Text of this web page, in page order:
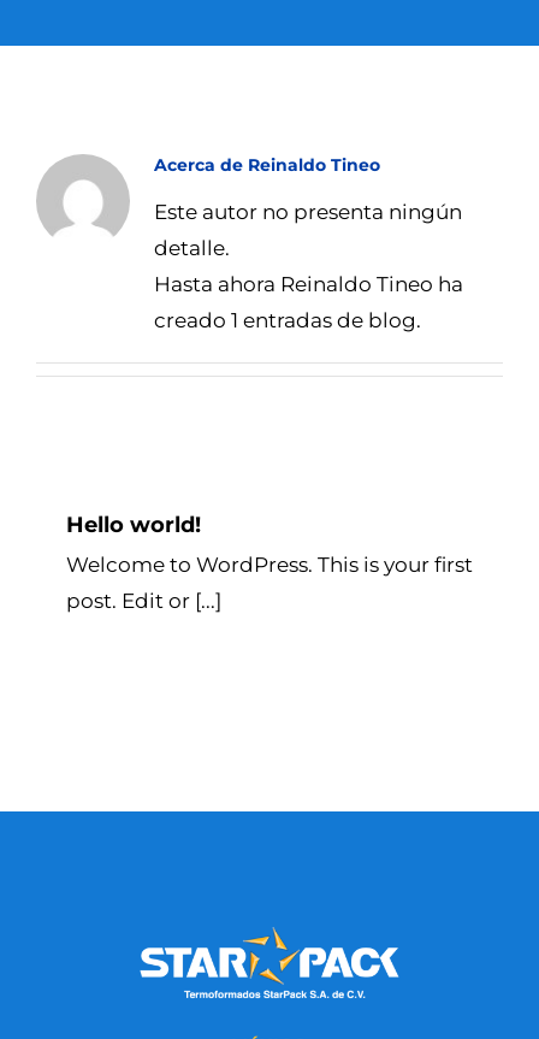
CONTACTO
Acerca de Reinaldo Tineo
Este autor no presenta ningún
detalle.
Hasta ahora Reinaldo Tineo ha
creado 1 entradas de blog.
Hello world!
Welcome to WordPress. This is your first
post. Edit or [...]